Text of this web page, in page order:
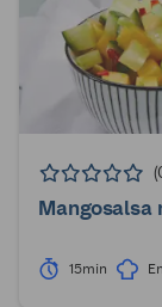
Mangosalsa
15min